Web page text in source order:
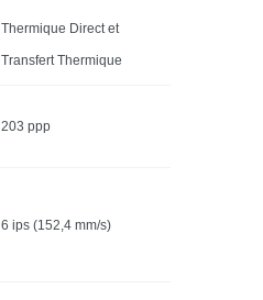
Thermique Direct et
Transfert Thermique
203 ppp
6 ips (152,4 mm/s)